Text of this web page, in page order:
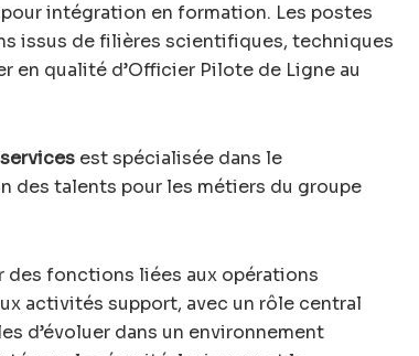
intégration en formation. Les postes
issus de filières scientifiques, techniques
en qualité d’Officier Pilote de Ligne au
est spécialisée dans le
des talents pour les métiers du groupe
des fonctions liées aux opérations
activités support, avec un rôle central
d’évoluer dans un environnement